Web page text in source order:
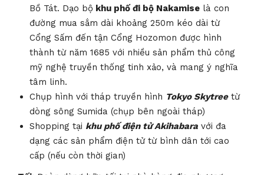
Bồ Tát. Dạo bộ khu phố đi bộ Nakamise là con
đường mua sắm dài khoảng 250m kéo dài từ
Cổng Sấm đến tận Cổng Hozomon được hình
thành từ năm 1685 với nhiều sản phẩm thủ công
mỹ nghệ truyền thống tinh xảo, và mang ý nghĩa
tâm linh.
Chụp hình với tháp truyền hình Tokyo Skytreetừ
dòng sông Sumida (chụp bên ngoài tháp)
Shopping tại khu phố điện tử Akihabara với đa
dạng các sản phẩm điện tử từ bình dân tới cao
cấp (nếu còn thời gian)